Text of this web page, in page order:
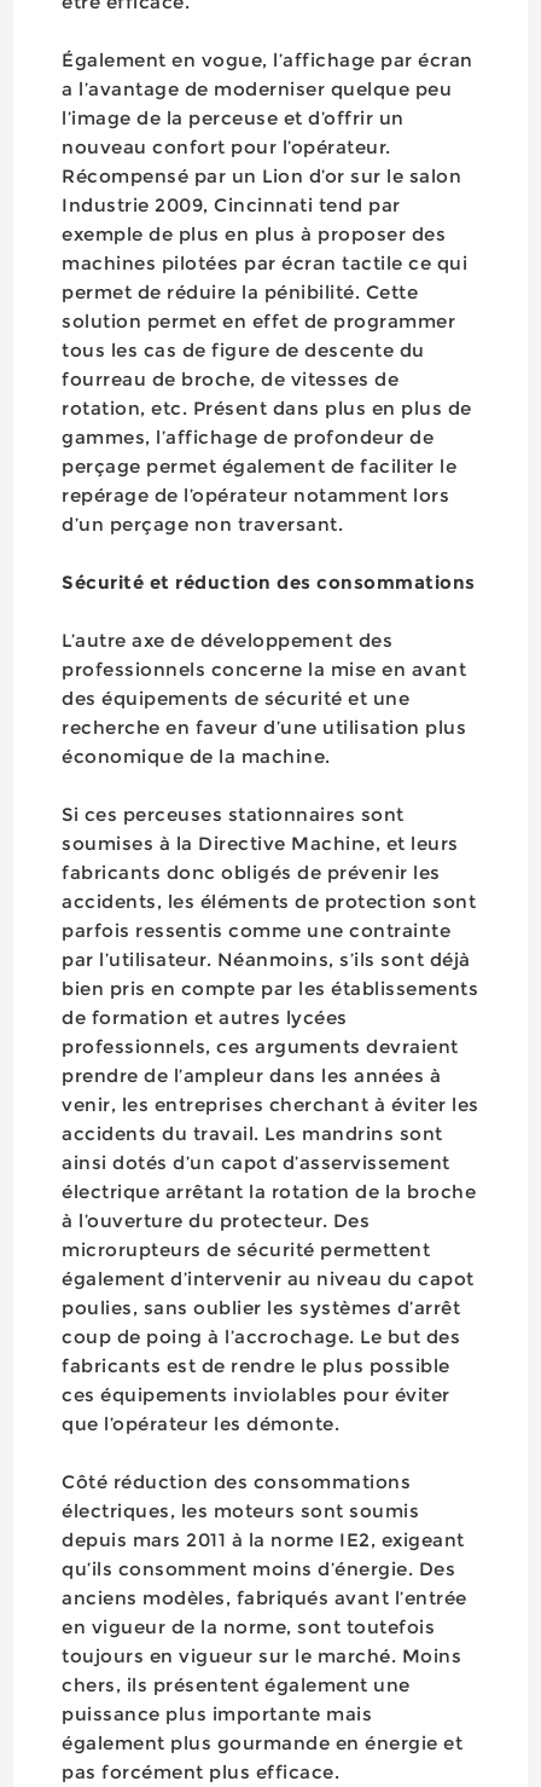
Également en vogue, l’affichage par écran
a l’avantage de moderniser quelque peu
l’image de la perceuse et d’offrir un
nouveau confort pour l’opérateur.
Récompensé par un Lion d’or sur le salon
Industrie 2009, Cincinnati tend par
exemple de plus en plus à proposer des
machines pilotées par écran tactile ce qui
permet de réduire la pénibilité. Cette
solution permet en effet de programmer
tous les cas de figure de descente du
fourreau de broche, de vitesses de
rotation, etc. Présent dans plus en plus de
gammes, l’affichage de profondeur de
perçage permet également de faciliter le
repérage de l’opérateur notamment lors
d’un perçage non traversant.
Sécurité et réduction des consommations
L’autre axe de développement des
professionnels concerne la mise en avant
des équipements de sécurité et une
recherche en faveur d’une utilisation plus
économique de la machine.
Si ces perceuses stationnaires sont
soumises à la Directive Machine, et leurs
fabricants donc obligés de prévenir les
accidents, les éléments de protection sont
parfois ressentis comme une contrainte
par l’utilisateur. Néanmoins, s’ils sont déjà
bien pris en compte par les établissements
de formation et autres lycées
professionnels, ces arguments devraient
prendre de l’ampleur dans les années à
venir, les entreprises cherchant à éviter les
accidents du travail. Les mandrins sont
ainsi dotés d’un capot d’asservissement
électrique arrêtant la rotation de la broche
à l’ouverture du protecteur. Des
microrupteurs de sécurité permettent
également d’intervenir au niveau du capot
poulies, sans oublier les systèmes d’arrêt
coup de poing à l’accrochage. Le but des
fabricants est de rendre le plus possible
ces équipements inviolables pour éviter
que l’opérateur les démonte.
Côté réduction des consommations
électriques, les moteurs sont soumis
depuis mars 2011 à la norme IE2, exigeant
qu’ils consomment moins d’énergie. Des
anciens modèles, fabriqués avant l’entrée
en vigueur de la norme, sont toutefois
toujours en vigueur sur le marché. Moins
chers, ils présentent également une
puissance plus importante mais
également plus gourmande en énergie et
pas forcément plus efficace.